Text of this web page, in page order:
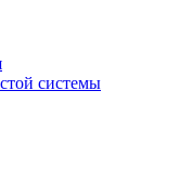
системы